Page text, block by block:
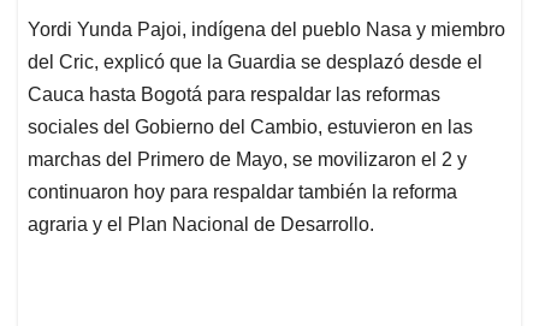
Yordi Yunda Pajoi, indígena del pueblo Nasa y miembro
del Cric, explicó que la Guardia se desplazó desde el
Cauca hasta Bogotá para respaldar las reformas
sociales del Gobierno del Cambio, estuvieron en las
marchas del Primero de Mayo, se movilizaron el 2 y
continuaron hoy para respaldar también la reforma
agraria y el Plan Nacional de Desarrollo.